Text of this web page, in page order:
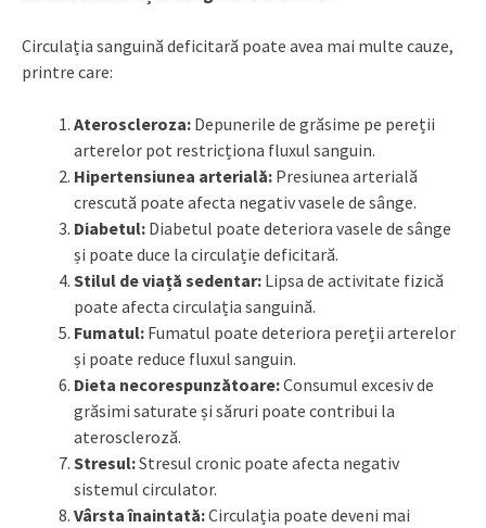
Circulația sanguină deficitară poate avea mai multe cauze,
printre care:
Ateroscleroza: Depunerile de grăsime pe pereții
arterelor pot restricționa fluxul sanguin.
Hipertensiunea arterială: Presiunea arterială
crescută poate afecta negativ vasele de sânge.
Diabetul: Diabetul poate deteriora vasele de sânge
și poate duce la circulație deficitară.
Stilul de viață sedentar: Lipsa de activitate fizică
poate afecta circulația sanguină.
Fumatul: Fumatul poate deteriora pereții arterelor
și poate reduce fluxul sanguin.
Dieta necorespunzătoare:Consumul excesiv de
grăsimi saturate și săruri poate contribui la
ateroscleroză.
Stresul:Stresul cronic poate afecta negativ
sistemul circulator.
Vârsta înaintată:Circulația poate deveni mai